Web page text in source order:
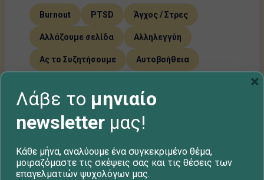
Burnout PTSD Άγχος / Στρες
Αλλάζουμε σελίδα Αλληλεγγύη
Ας το Συζητήσουμε Αυτοβοήθεια
Διαλογισμός Διατροφικές διαταραχές
Διπολική Διαταραχή
Είδη ψυχοθεραπείας
Εκφοβισμός – Bullying
Λάβε το μηνιαίο
newsletter μας!
Κάθε μήνα, αναλύουμε ένα συγκεκριμένο θέμα,
μοιραζόμαστε τις σκέψεις σας και τις θέσεις των
επαγελματιών ψυχολόγων μας.
×